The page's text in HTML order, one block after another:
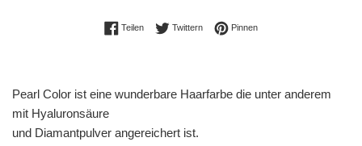
TeilenAuf Facebook teilen
TwitternAuf Twitter twittern
PinnenAuf Pinterest pinnen
Pearl Color ist eine wunderbare Haarfarbe die unter anderem
mit Hyaluronsäure
und Diamantpulver angereichert ist.